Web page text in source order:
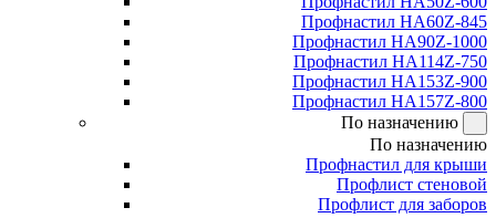
Профнастил НА60Z-845
Профнастил НА90Z-1000
Профнастил НА114Z-750
Профнастил НА153Z-900
Профнастил НА157Z-800
По назначению
По назначению
Профнастил для крыши
Профлист стеновой
Профлист для заборов